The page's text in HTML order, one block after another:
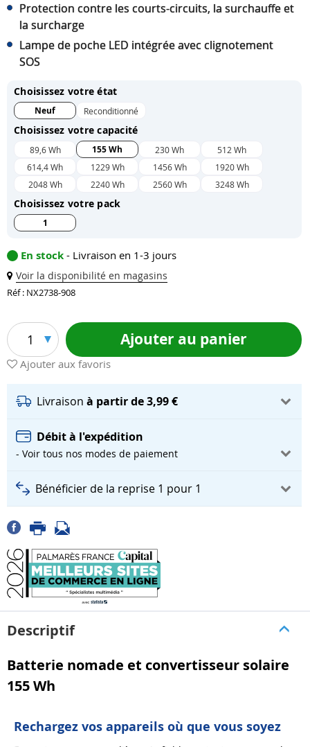
Protection contre les courts-circuits, la surchauffe et
la surcharge
Lampe de poche LED intégrée avec clignotement
SOS
Choisissez votre état
Neuf Reconditionné
Choisissez votre capacité
89,6 Wh 155 Wh 230 Wh
512 Wh
614,4 Wh
1229 Wh 1456 Wh
1920 Wh
2048 Wh
2240 Wh 2560 Wh 3248 Wh
Choisissez votre pack
1
En stock - Livraison en 1-3 jours
Voir la disponibilité en magasins
Réf : NX2738-908
1 Ajouter au panier
Ajouter aux favoris
Livraison à partir de 3,99 €
Débit à l'expédition
- Voir tous nos modes de paiement
Bénéficier de la reprise 1 pour 1
Descriptif
Batterie nomade et convertisseur solaire
155 Wh
Rechargez vos appareils où que vous soyez